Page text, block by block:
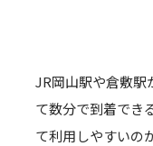
JR岡山駅や倉敷駅
て数分で到着でき
て利用しやすいの